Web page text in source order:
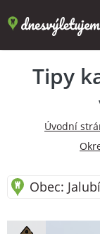
Tipy
Úvodní
Obec: